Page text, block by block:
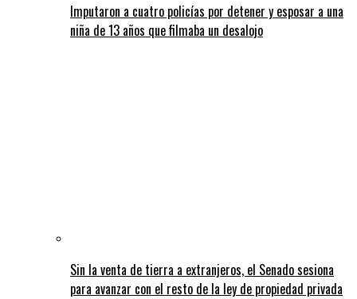
Imputaron a cuatro policías por detener y esposar a una
niña de 13 años que filmaba un desalojo
Sin la venta de tierra a extranjeros, el Senado sesiona
para avanzar con el resto de la ley de propiedad privada